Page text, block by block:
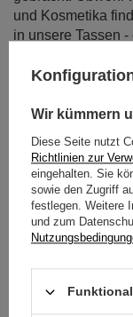
und Kosmetika
in unsere Tassen
herrliches Aroma,
werfen wir einen
Geschmack und
Lavendel wirklich
Vorteile von
Tee? Finden wir
Weiterlesen
Wir kümmern
Diese Seite nutzt
Richtlinien zur
eingehalten. Sie
sowie den Zugriff
festlegen. Weitere
und zum